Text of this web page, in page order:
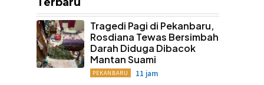
Tragedi Pagi di Pekanbaru,
Rosdiana Tewas Bersimbah
Darah Diduga Dibacok
Mantan Suami
PEKANBARU 11 jam